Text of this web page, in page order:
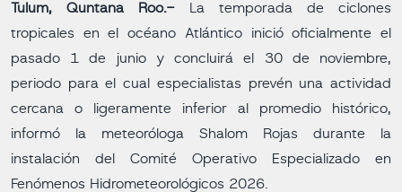
Tulum, Quntana Roo.-La temporada de ciclones
tropicales en el océano Atlántico inició oficialmente el
pasado 1 de junio y concluirá el 30 de noviembre,
periodo para el cual especialistas prevén una actividad
cercana o ligeramente inferior al promedio histórico,
informó la meteoróloga Shalom Rojas durante la
instalación del Comité Operativo Especializado en
Fenómenos Hidrometeorológicos 2026.